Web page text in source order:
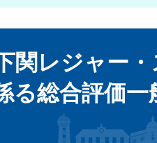
関レジャー
る総合評価